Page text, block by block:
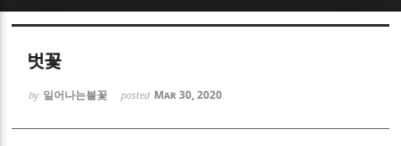
벗꽃
by 일어나는불꽃 posted Mar 30, 2020
Sketchbook5, 스케치북5
Sketchbook5, 스케치북5